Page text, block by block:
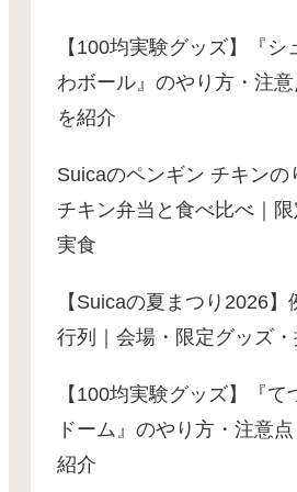
【100均実験グッズ】『シ
わボール』のやり方・注
を紹介
Suicaのペンギン チキンの
チキン弁当と食べ比べ｜
実食
【Suicaの夏まつり2026
行列｜会場・限定グッズ
【100均実験グッズ】『て
ドーム』のやり方・注意
紹介